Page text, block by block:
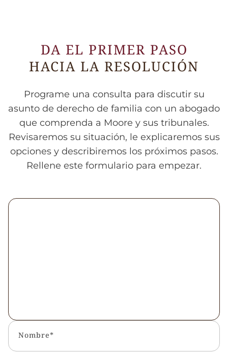
DA EL PRIMER PASO
HACIA LA RESOLUCIÓN
Programe una consulta para discutir su
asunto de derecho de familia con un abogado
que comprenda a Moore y sus tribunales.
Revisaremos su situación, le explicaremos sus
opciones y describiremos los próximos pasos.
Rellene este formulario para empezar.
Nombre*